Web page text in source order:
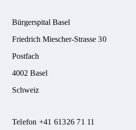
Bürgerspital Basel
Friedrich Miescher-Strasse 30
Postfach
4002 Basel
Schweiz
Telefon +41 61326 71 11